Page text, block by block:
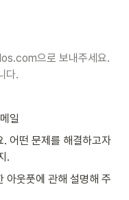
으로 보내주세요.
다.
일
어떤 문제를 해결하고자
.
아웃풋에 관해 설명해 주